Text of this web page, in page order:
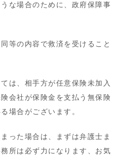
な場合のために、政府保障事
等の内容で救済を受けること
は、相手方が任意保険未加入
会社が保険金を支払う無保険
場合がございます。
った場合は、まずは弁護士ま
所は必ず力になります、お気